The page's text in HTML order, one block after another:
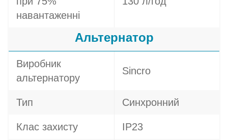
навантаженні
Альтернатор
Виробник
альтернатору
Sincro
Тип Синхронний
Клас захисту IP23